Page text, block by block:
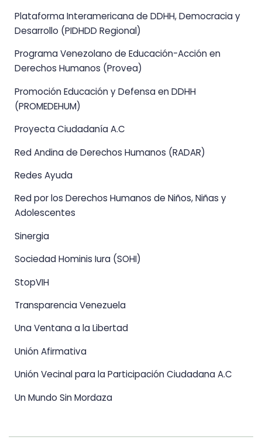
Plataforma Interamericana de DDHH, Democracia y
Desarrollo (PIDHDD Regional)
Programa Venezolano de Educación-Acción en
Derechos Humanos (Provea)
Promoción Educación y Defensa en DDHH
(PROMEDEHUM)
Proyecta Ciudadanía A.C
Red Andina de Derechos Humanos (RADAR)
Redes Ayuda
Red por los Derechos Humanos de Niños, Niñas y
Adolescentes
Sinergia
Sociedad Hominis Iura (SOHI)
StopVIH
Transparencia Venezuela
Una Ventana a la Libertad
Unión Afirmativa
Unión Vecinal para la Participación Ciudadana A.C
Un Mundo Sin Mordaza